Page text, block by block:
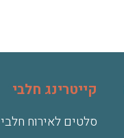
קייטרינג חלבי
סלטים לאירוח חלבי